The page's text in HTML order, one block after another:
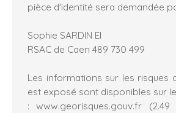
pièce d'identité sera demandée
Sophie SARDIN EI
RSAC de Caen 489 730 499
Les informations sur les risques
est exposé sont disponibles sur
: www.georisques.gouv.fr